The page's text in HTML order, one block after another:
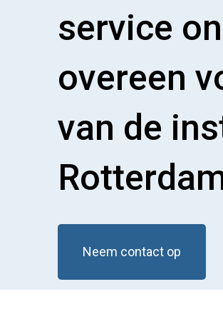
service
overeen
van de
Neem contact op